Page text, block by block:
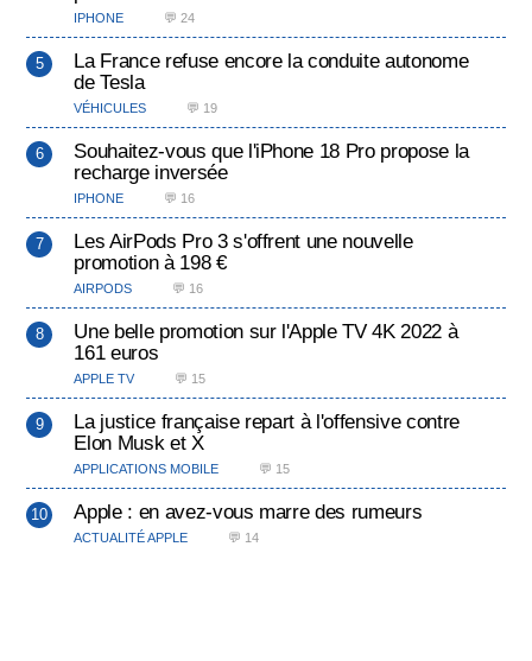
IPHONE 💬 24
La France refuse encore la conduite autonome
de Tesla
VÉHICULES 💬 19
Souhaitez-vous que l'iPhone 18 Pro propose la
recharge inversée
IPHONE 💬 16
Les AirPods Pro 3 s'offrent une nouvelle
promotion à 198 €
AIRPODS 💬 16
Une belle promotion sur l'Apple TV 4K 2022 à
161 euros
APPLE TV 💬 15
La justice française repart à l'offensive contre
Elon Musk et X
APPLICATIONS MOBILE 💬 15
Apple : en avez-vous marre des rumeurs
ACTUALITÉ APPLE 💬 14